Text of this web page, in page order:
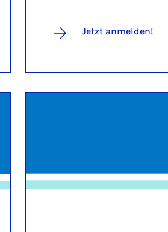
Jetzt anmelden!